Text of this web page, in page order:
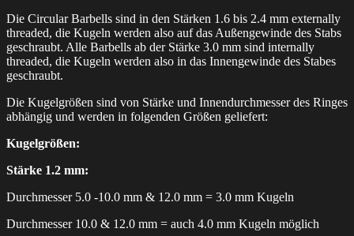
Die Circular Barbells sind in den Stärken 1.6 bis 2.4 mm externally
threaded, die Kugeln werden also auf das Außengewinde des Stabs
geschraubt. Alle Barbells ab der Stärke 3.0 mm sind internally
threaded, die Kugeln werden also in das Innengewinde des Stabes
geschraubt.
Die Kugelgrößen sind von Stärke und Innendurchmesser des Ringes
abhängig und werden in folgenden Größen geliefert:
Kugelgrößen:
Stärke 1.2 mm:
Durchmesser 5.0 -10.0 mm & 12.0 mm = 3.0 mm Kugeln
Durchmesser 10.0 & 12.0 mm = auch 4.0 mm Kugeln möglich